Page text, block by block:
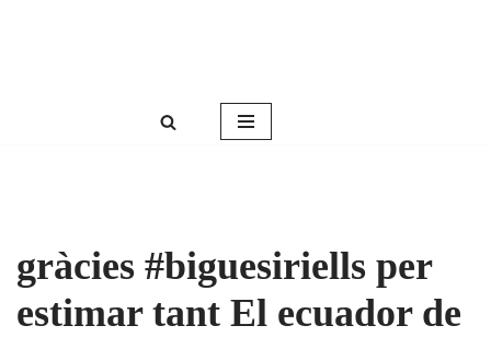
gràcies #biguesiriells per
estimar tant El ecuador de